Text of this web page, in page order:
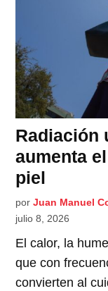
Radiación
aumenta
piel
por Juan Manuel
julio 8, 2026
El calor, la
que con
convierten al